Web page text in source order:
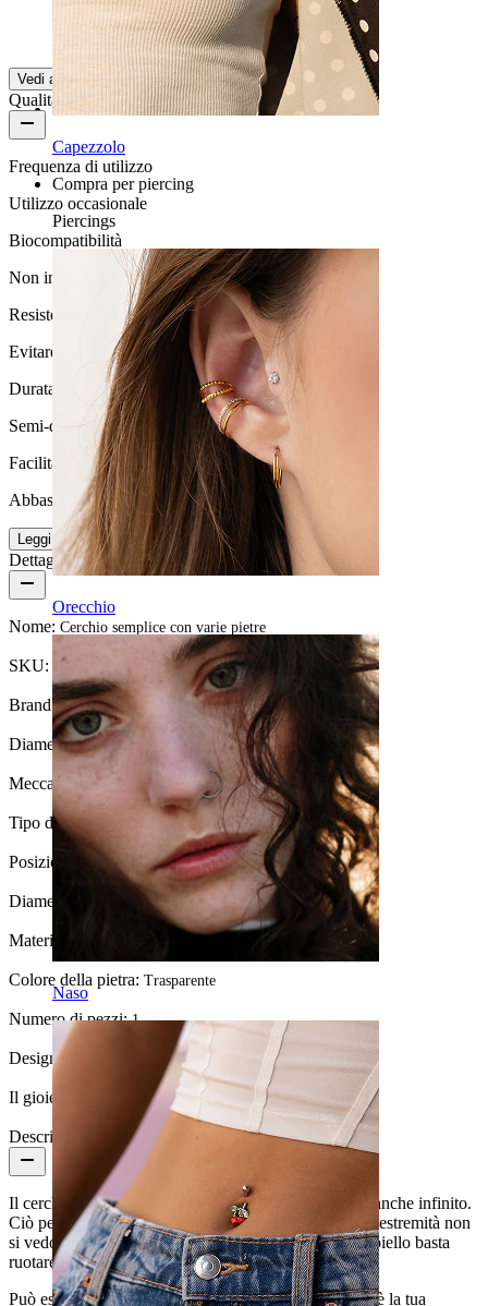
Capezzolo
Compra per piercing
Piercings
Orecchio
Naso
Tradotto dall'IA Mostra originale
Vedi altro
Qualità del prodotto
Frequenza di utilizzo
Utilizzo occasionale
Biocompatibilità
Non indicato per pelli sensibili
Resistenza all'acqua
Evitare l''acqua
Durata
Semi-durevole
Facilità d'uso
Abbastanza facile
Leggi di più
Dettagli del prodotto
Nome: Cerchio semplice con varie pietre
SKU:
Brand:Bodymod Moments
Diametro del filo:
Meccanismo di chiusura:Torsione
Tipo di gioiello:
Posizione: Tragus, Septum, Lobo, Helix, Daith, Anti-helix
Diametro:
Materiale:
Colore della pietra: Trasparente
Numero di pezzi:1
Design:
Il gioiello ha un rivestimento?: Sì, completamente
Descrizione
Il cerchio che vedi qui è un cerchio seamless, o detto anche infinito.
Ciò però non significa che non ha una fine, ma che le estremità non
si vedono quando è chiuso. Per aprire e chiudere il gioiello basta
ruotare il cerchio come per formare una spirale.
Può essere utilizzato in diversi piercing: l'unico limite è la tua